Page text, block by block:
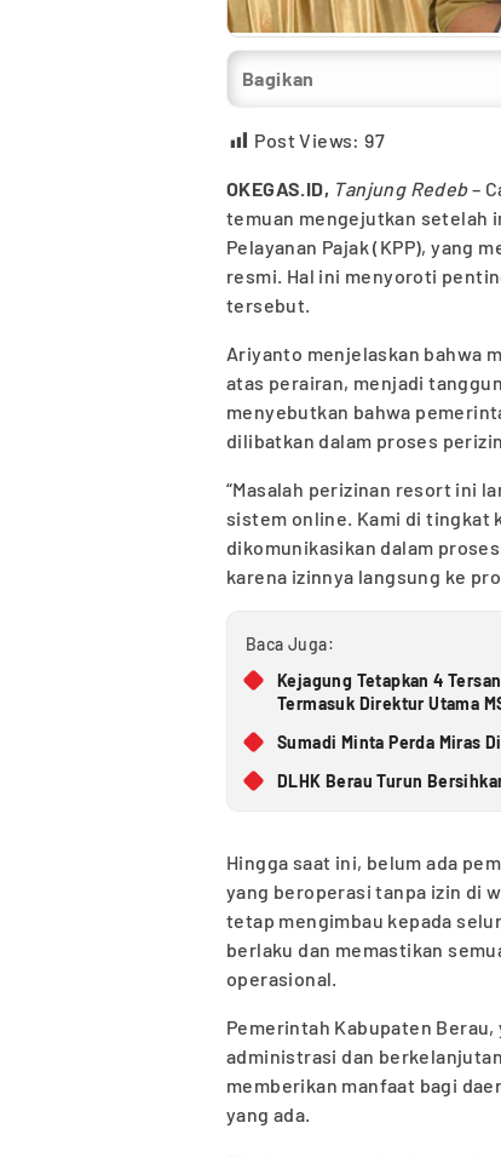
Bagikan
Post Views: 97
OKEGAS.ID, Tanjung Redeb–
temuan mengejutkan setelah
Pelayanan Pajak (KPP), yang
resmi. Hal ini menyoroti
tersebut.
Ariyanto menjelaskan bahwa
atas perairan, menjadi
menyebutkan bahwa
dilibatkan dalam proses
“Masalah perizinan resort ini
sistem online. Kami di tingkat
dikomunikasikan dalam
karena izinnya langsung ke
Baca Juga:
Kejagung Tetapkan 4
Termasuk Direktur Utama
Sumadi Minta Perda Miras
DLHK Berau Turun
Hingga saat ini, belum ada
yang beroperasi tanpa izin di
tetap mengimbau kepada
berlaku dan memastikan
operasional.
Pemerintah Kabupaten
administrasi dan
memberikan manfaat bagi
yang ada.